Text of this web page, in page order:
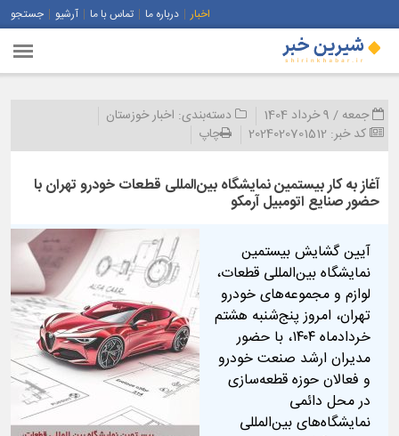
اخبار درباره ما تماس با ما آرشیو جستجو
جمعه / 9 خرداد 1404 دسته‌بندی: اخبار خوزستان
کد خبر: 2024020701512 چاپ
آغاز به کار بیستمین نمایشگاه بین‌المللی قطعات خودرو تهران با
حضور صنایع اتومبیل آرمکو
آیین گشایش بیستمین
نمایشگاه بین‌المللی قطعات،
لوازم و مجموعه‌های خودرو
تهران، امروز پنج‌شنبه هشتم
خردادماه ۱۴۰۴، با حضور
مدیران ارشد صنعت خودرو
و فعالان حوزه قطعه‌سازی
در محل دائمی
نمایشگاه‌های بین‌المللی